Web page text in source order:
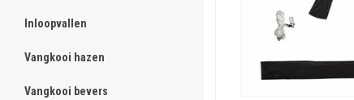
Inloopvallen
Vangkooi hazen
Vangkooi bevers
ghost
ghost
ghost